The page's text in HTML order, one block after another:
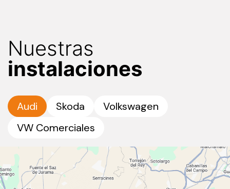
Nuestras
instalaciones
Audi Skoda
Volkswagen
VW Comerciales